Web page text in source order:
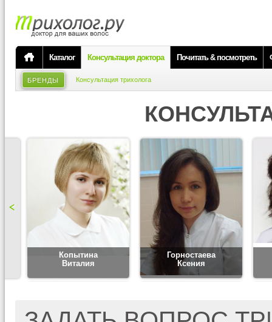
Каталог Консультация доктора Почитать & посмотреть
БРЕНДЫ Консультация трихолога
Копытина
Виталия
Горностаева
Ксения